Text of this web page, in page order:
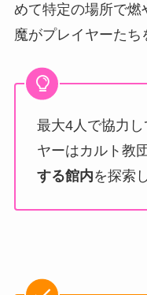
めて特定の場所で燃
魔がプレイヤーたち
最大4人で協力
ヤーはカルト教
する館内を探索